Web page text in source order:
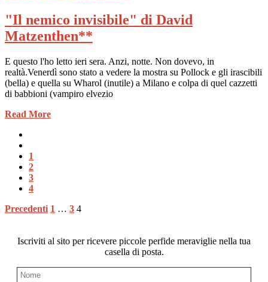
"Il nemico invisibile" di David
Matzenthen**
E questo l'ho letto ieri sera. Anzi, notte. Non dovevo, in
realtà.Venerdì sono stato a vedere la mostra su Pollock e gli irascibili
(bella) e quella su Wharol (inutile) a Milano e colpa di quel cazzetti
di babbioni (vampiro elvezio
Read More
1
2
3
4
Paginazione
articoli
Precedenti 1 … 3 4
Iscriviti al sito per ricevere piccole perfide meraviglie nella tua
casella di posta.